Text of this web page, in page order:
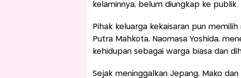
kelaminnya, belum diungkap ke publik.
Pihak keluarga kekaisaran pun
Putra Mahkota, Naomasa Yoshida,
kehidupan sebagai warga biasa dan
Sejak meninggalkan Jepang, Mako